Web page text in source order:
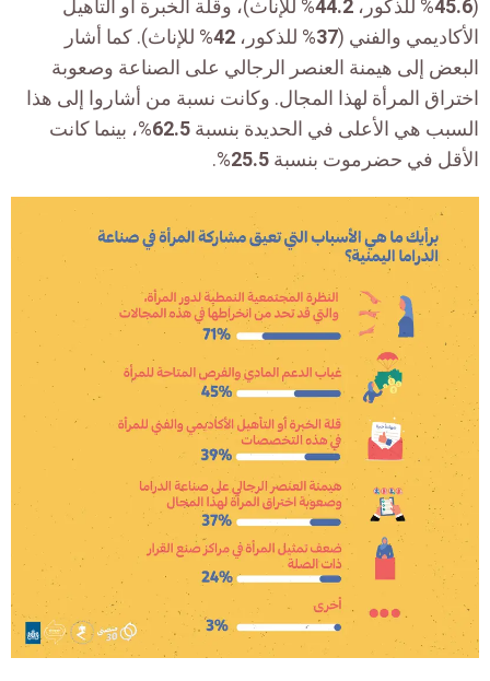
(
45.6% للذكور،
% للإناث)، وقلة الخبرة أو التأهيل
الأكاديمي والفني (37% للذكور، 42% للإناث). كما أشار
البعض إلى هيمنة العنصر الرجالي على الصناعة وصعوبة
اختراق المرأة لهذا المجال. وكانت نسبة من أشاروا إلى هذا
السبب هي الأعلى في الحديدة بنسبة 62.5%، بينما كانت
الأقل في حضرموت بنسبة 25.5
%.